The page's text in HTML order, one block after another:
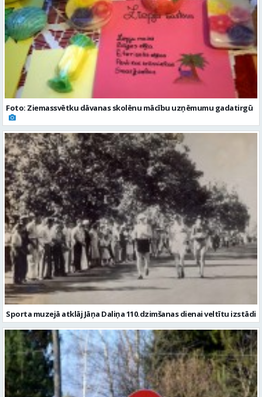
Foto: Ziemassvētku dāvanas skolēnu mācību uzņēmumu gadatirgū
Sporta muzejā atklāj Jāņa Daliņa 110.dzimšanas dienai veltītu izstādi